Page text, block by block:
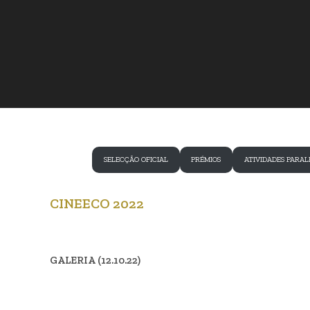
SELECÇÃO OFICIAL PRÉMIOS ATIVIDADES
CINEECO 2022
GALERIA (12.10.22)